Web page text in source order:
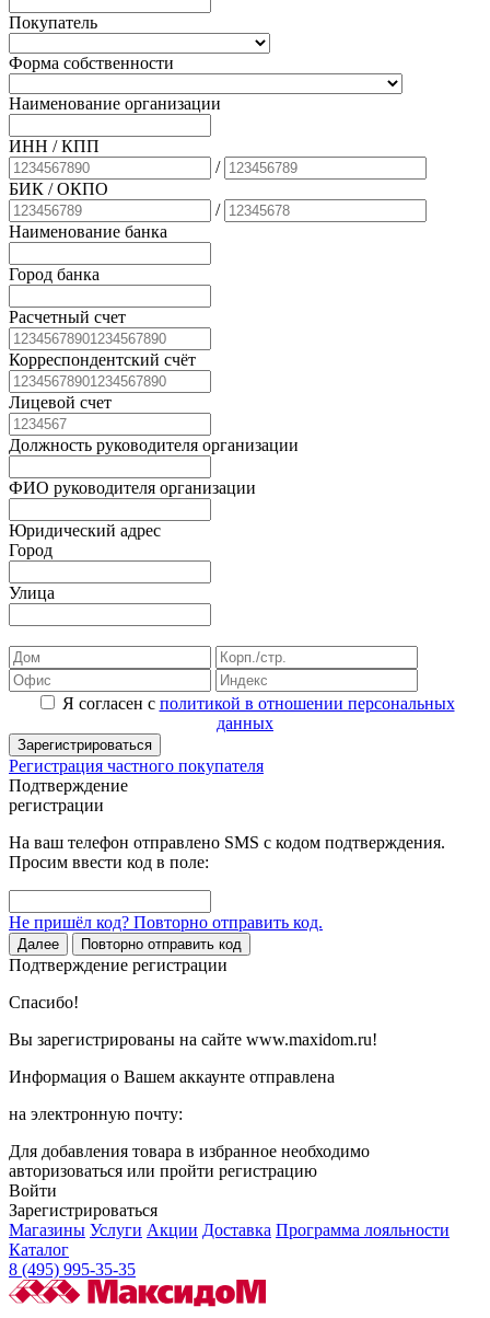
Покупатель
Форма собственности
Наименование организации
ИНН / КПП
/
БИК / ОКПО
/
Наименование банка
Город банка
Расчетный счет
Корреспондентский счёт
Лицевой счет
Должность руководителя организации
ФИО руководителя организации
Юридический адрес
Город
Улица
Я согласен с политикой в отношении персональных
данных
Зарегистрироваться
Регистрация частного покупателя
Подтверждение
регистрации
На ваш телефон отправлено SMS с кодом подтверждения.
Просим ввести код в поле:
Не пришёл код? Повторно отправить код.
Далее Повторно отправить код
Подтверждение регистрации
Спасибо!
Вы зарегистрированы на сайте www.maxidom.ru!
Информация о Вашем аккаунте отправлена
на электронную почту:
Для добавления товара в избранное необходимо
авторизоваться или пройти регистрацию
Войти
Зарегистрироваться
Магазины Услуги Акции Доставка Программа лояльности
Каталог
8 (495) 995-35-35